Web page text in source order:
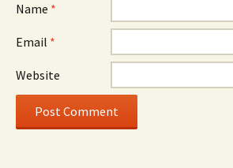
Name *
Email *
Website